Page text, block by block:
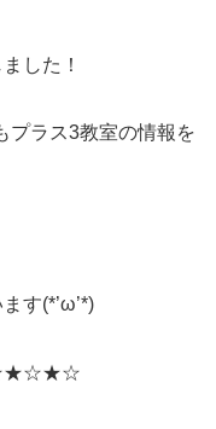
した！
プラス3教室の情報を
す(*’ω’*)